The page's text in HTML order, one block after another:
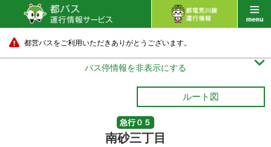
都営バスをご利用いただきありがとうございます。
バス停情報を非表示にする 
ルート図
急行０５
南砂三丁目